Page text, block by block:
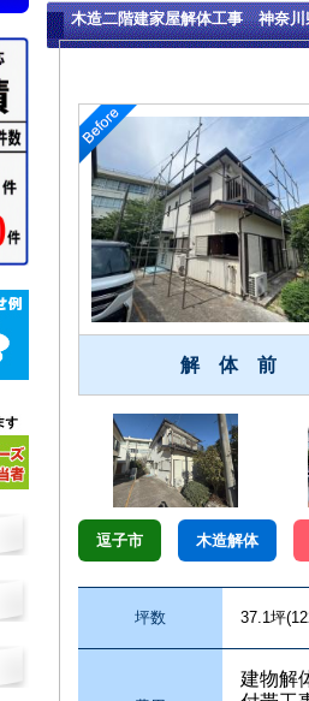
木造二階建家屋解体工事 神奈川
解 体 前
逗子市 木造解体
坪数 37.1坪
建物解